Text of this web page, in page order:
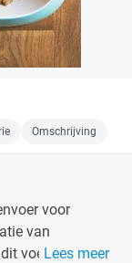
Omschrijving
voor
van
voer deLees meer